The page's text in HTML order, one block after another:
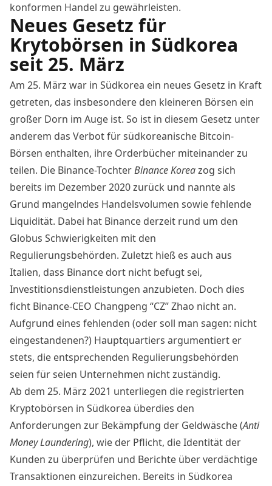
konformen Handel zu gewährleisten.
Neues Gesetz für
Krytobörsen in Südkorea
seit 25. März
Am 25. März war in Südkorea ein neues Gesetz in Kraft
getreten, das insbesondere den kleineren Börsen ein
großer Dorn im Auge ist. So ist in diesem Gesetz unter
anderem das Verbot für südkoreanische Bitcoin-
Börsen enthalten, ihre Orderbücher miteinander zu
teilen. Die Binance-TochterBinanceKoreazog sich
bereits im Dezember 2020 zurück und nannte als
Grund mangelndes Handelsvolumen sowie fehlende
Liquidität. Dabei hat Binance derzeit rund um den
Globus Schwierigkeiten mit den
Regulierungsbehörden. Zuletzt hieß es auch aus
Italien, dass Binance dort nicht befugt sei,
Investitionsdienstleistungen anzubieten. Doch dies
ficht Binance-CEO Changpeng “CZ” Zhao nicht an.
Aufgrund eines fehlenden (oder soll man sagen: nicht
eingestandenen?) Hauptquartiers argumentiert er
stets, die entsprechenden Regulierungsbehörden
seien für seien Unternehmen nicht zuständig.
Ab dem 25. März 2021 unterliegen die registrierten
Kryptobörsen in Südkorea überdies den
Anforderungen zur Bekämpfung der Geldwäsche (Anti
Money Laundering), wie der Pflicht, die Identität der
Kunden zu überprüfen und Berichte über verdächtige
Transaktionen einzureichen. Bereits in Südkorea